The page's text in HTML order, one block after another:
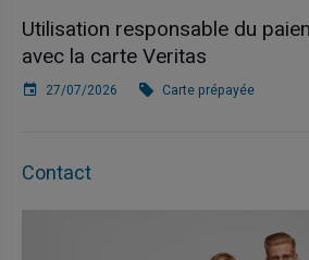
Utilisation responsable du
avec la carte Veritas
27/07/2026 Carte prépayée
Contact